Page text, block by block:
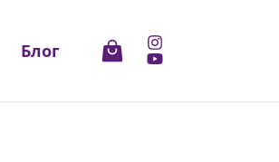
Блог